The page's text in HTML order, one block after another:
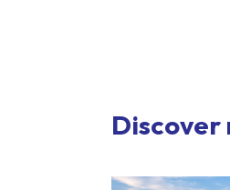
Discover